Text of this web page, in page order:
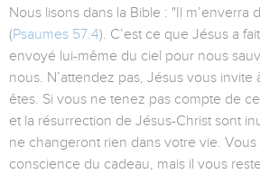
Nous lisons dans la Bible : "Il m’enverra
(Psaumes 57.4). C’est ce que Jésus a
envoyé lui-même du ciel pour nous
nous. N’attendez pas, Jésus vous
êtes. Si vous ne tenez pas compte de
et la résurrection de Jésus-Christ sont
ne changeront rien dans votre vie.
conscience du cadeau, mais il vous